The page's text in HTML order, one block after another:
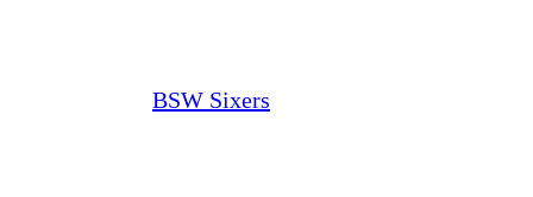
BSW Sixers